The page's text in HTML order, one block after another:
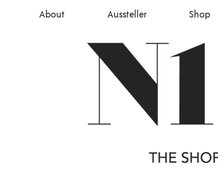
About Aussteller Shop